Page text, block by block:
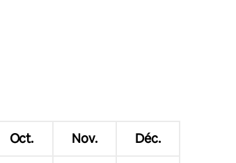
Oct. Nov. Déc.